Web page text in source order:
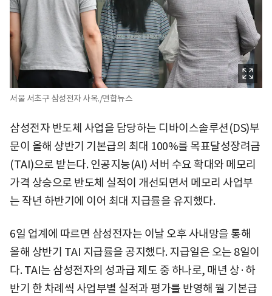
서울 서초구 삼성전자 사옥./연합뉴스
삼성전자 반도체 사업을 담당하는 디바이스솔루션(DS)부
문이 올해 상반기 기본급의 최대 100%를 목표달성장려금
(TAI)으로 받는다. 인공지능(AI) 서버 수요 확대와 메모리
가격 상승으로 반도체 실적이 개선되면서 메모리 사업부
는 작년 하반기에 이어 최대 지급률을 유지했다.
6일 업계에 따르면 삼성전자는 이날 오후 사내망을 통해
올해 상반기 TAI 지급률을 공지했다. 지급일은 오는 8일이
다. TAI는 삼성전자의 성과급 제도 중 하나로, 매년 상·하
반기 한 차례씩 사업부별 실적과 평가를 반영해 월 기본급